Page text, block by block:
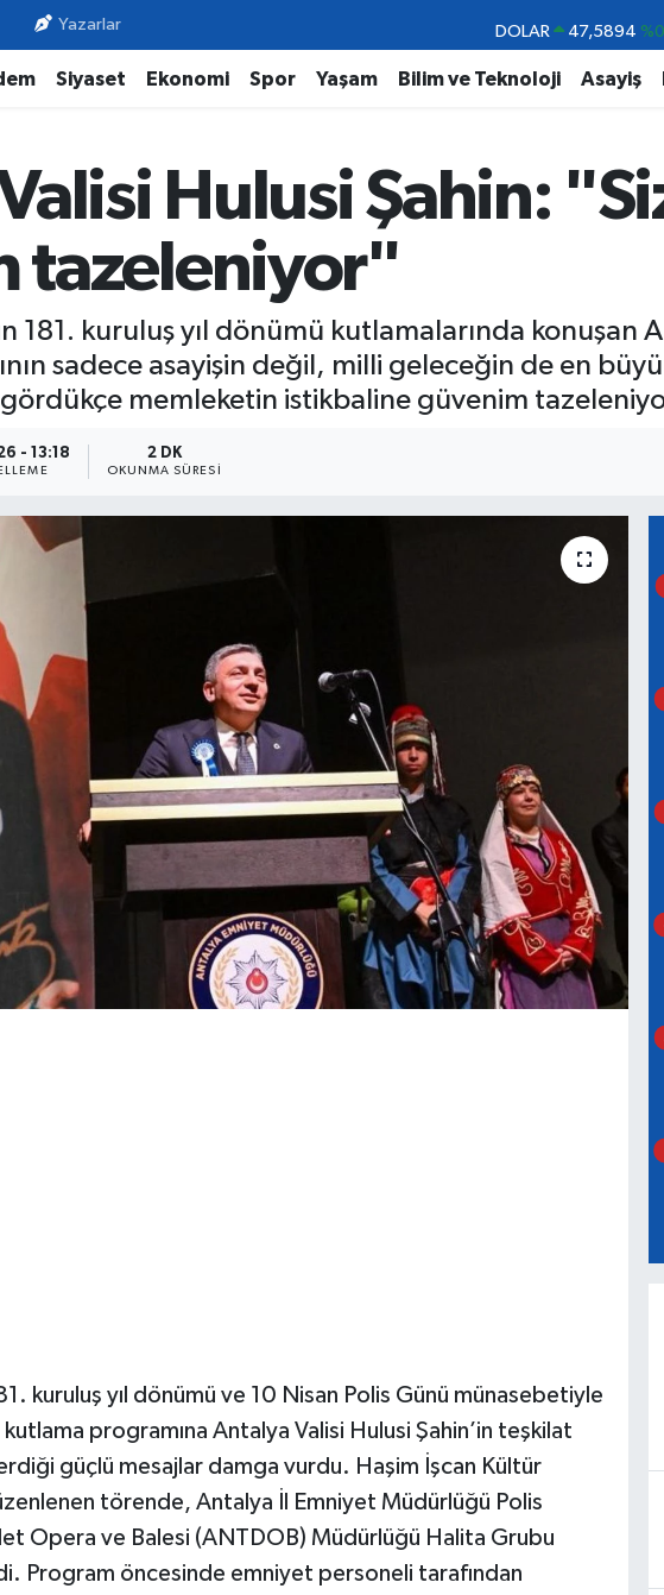
Yazarlar DOLAR 47,5894
EURO 55,0398 %-
BİST100 13.703
Siyaset Ekonomi Spor Yaşam Bilim ve Teknoloji Asayiş
Hulusi Şahin:
tazeleniyor"
181. kuruluş yıl dönümü kutlamalarında konuşan
sadece asayişin değil, milli geleceğin de en
memleketin istikbaline güvenim
- 13:18 2 DK
OKUNMA SÜRESI
kuruluş yıl dönümü ve 10 Nisan Polis Günü münasebetiyle
programına Antalya Valisi Hulusi Şahin’in teşkilat
güçlü mesajlar damga vurdu. Haşim İşcan Kültür
törende, Antalya İl Emniyet Müdürlüğü Polis
Opera ve Balesi (ANTDOB) Müdürlüğü Halita Grubu
Program öncesinde emniyet personeli tarafından